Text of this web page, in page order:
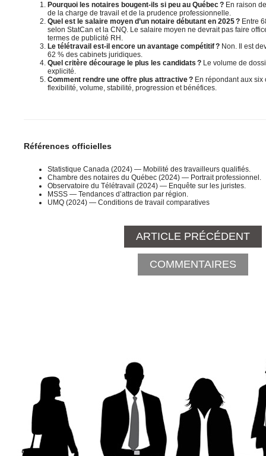
Pourquoi les notaires bougent-ils si peu au Québec ? En raison
de la charge de travail et de la prudence professionnelle.
Quel est le salaire moyen d’un notaire débutant en 2025 ? Entre
selon StatCan et la CNQ. Le salaire moyen ne devrait pas faire
termes de publicité RH.
Le télétravail est-il encore un avantage compétitif ? Non. Il est
62 % des cabinets juridiques.
Quel critère décourage le plus les candidats ? Le volume de
explicité.
Comment rendre une offre plus attractive ? En répondant aux six
flexibilité, volume, stabilité, progression et bénéfices.
Références officielles
Statistique Canada (2024) — Mobilité des travailleurs qualifiés.
Chambre des notaires du Québec (2024) — Portrait professionnel.
Observatoire du Télétravail (2024) — Enquête sur les juristes.
MSSS — Tendances d’attraction par région.
UMQ (2024) — Conditions de travail comparatives
ARTICLE PRÉCÉDENT
COMMENTAIRES